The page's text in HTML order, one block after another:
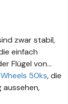
zwar stabil,
einfach
Flügel von
50ks, die